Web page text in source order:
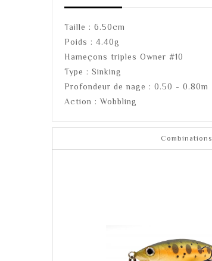
Taille : 6.50cm
Poids : 4.40g
Hameçons triples Owner #10
Type : Sinking
Profondeur de nage : 0.50 - 0.80m
Action : Wobbling
Combinations